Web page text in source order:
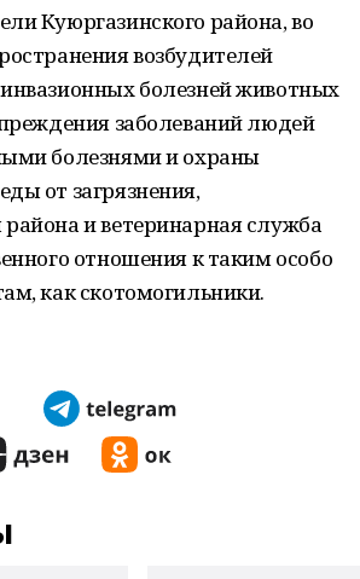
Куюргазинского района, во
возбудителей
болезней животных
заболеваний людей
болезнями и охраны
от загрязнения,
и ветеринарная служба
отношения к таким особо
как скотомогильники.